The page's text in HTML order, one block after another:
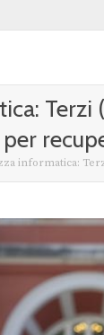
informatica: